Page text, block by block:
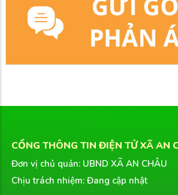
CỔNG THÔNG TIN ĐIỆN TỬ XÃ AN
Đơn vị chủ quản: UBND XÃ AN CHÂU
Chịu trách nhiệm: Đang cập nhật